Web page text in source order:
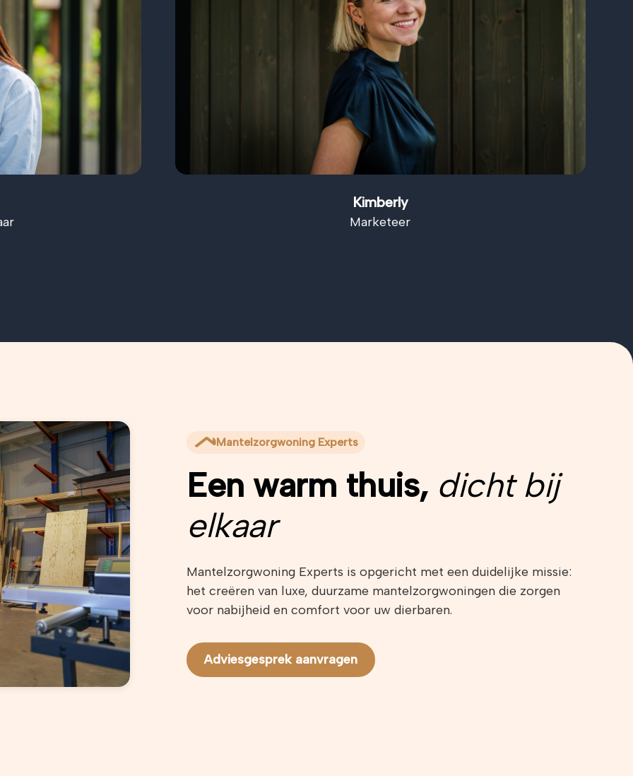
Kimberly
Marketeer
Mantelzorgwoning Experts
Een warm thuis, dicht bij
elkaar
Mantelzorgwoning Experts is opgericht met een duidelijke missie:
het creëren van luxe, duurzame mantelzorgwoningen die zorgen
voor nabijheid en comfort voor uw dierbaren.
Adviesgesprek aanvragen